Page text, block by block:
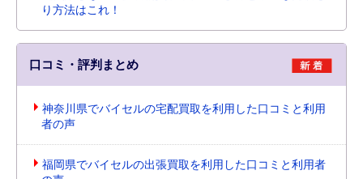
り方法はこれ！
口コミ・評判まとめ
神奈川県でバイセルの宅配買取を利用した口コミと利用
者の声
福岡県でバイセルの出張買取を利用した口コミと利用者